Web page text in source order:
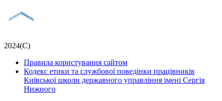
2024(С)
Правила користування сайтом
Кодекс етики та службової поведінки працівників
Київської школи державного управління імені Сергія
Нижного